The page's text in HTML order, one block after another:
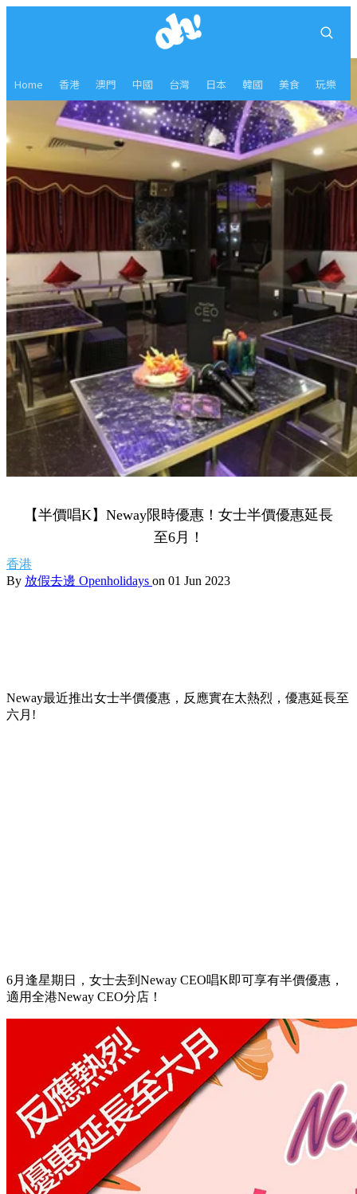
Home 香港 澳門 中國 台灣 日本 韓國 美食 玩樂
【半價唱K】Neway限時優惠！女士半價優惠延長
至6月！
香港
By 放假去邊 Openholidays on 01 Jun 2023
Neway最近推出女士半價優惠，反應實在太熱烈，優惠延長至
六月!
6月逢星期日，女士去到Neway CEO唱K即可享有半價優惠，
適用全港Neway CEO分店！